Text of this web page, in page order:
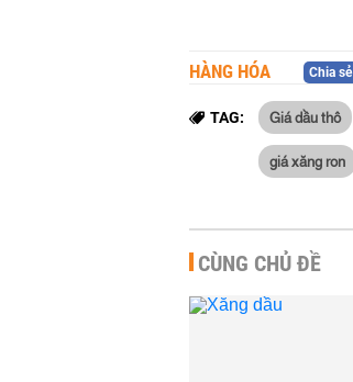
HÀNG HÓA Chia sẻ
TAG: Giá dầu thô
giá xăng ron
CÙNG CHỦ ĐỀ